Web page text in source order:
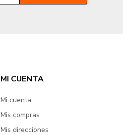
MI CUENTA
Mi cuenta
Mis compras
Mis direcciones